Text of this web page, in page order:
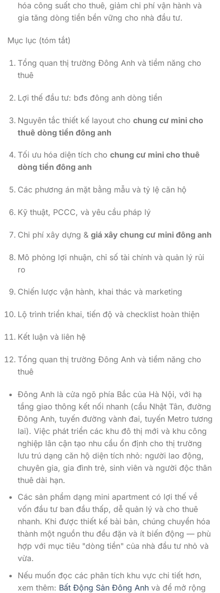
hóa công suất cho thuê, giảm chi phí vận hành và
gia tăng dòng tiền bền vững cho nhà đầu tư.
Mục lục (tóm tắt)
Tổng quan thị trường Đông Anh và tiềm năng cho
thuê
Lợi thế đầu tư: bđs đông anh dòng tiền
Nguyên tắc thiết kế layout cho chung cư mini cho
thuê dòng tiền đông anh
Tối ưu hóa diện tích cho chung cư mini cho thuê
dòng tiền đông anh
Các phương án mặt bằng mẫu và tỷ lệ căn hộ
Kỹ thuật, PCCC, và yêu cầu pháp lý
Chi phí xây dựng & giá xây chung cư mini đông anh
Mô phỏng lợi nhuận, chỉ số tài chính và quản lý rủi
ro
Chiến lược vận hành, khai thác và marketing
Lộ trình triển khai, tiến độ và checklist hoàn thiện
Kết luận và liên hệ
Tổng quan thị trường Đông Anh và tiềm năng cho
thuê
Đông Anh là cửa ngõ phía Bắc của Hà Nội, với hạ
tầng giao thông kết nối nhanh (cầu Nhật Tân, đường
Đông Anh, tuyến đường vành đai, tuyến Metro tương
lai). Việc phát triển các khu đô thị mới và khu công
nghiệp lân cận tạo nhu cầu ổn định cho thị trường
lưu trú dạng căn hộ diện tích nhỏ: người lao động,
chuyên gia, gia đình trẻ, sinh viên và người độc thân
thuê dài hạn.
Các sản phẩm dạng mini apartment có lợi thế về
vốn đầu tư ban đầu thấp, dễ quản lý và cho thuê
nhanh. Khi được thiết kế bài bản, chúng chuyển hóa
thành một nguồn thu đều đặn và ít biến động — phù
hợp với mục tiêu "dòng tiền" của nhà đầu tư nhỏ và
vừa.
Nếu muốn đọc các phân tích khu vực chi tiết hơn,
xem thêm: Bất Động Sản Đông Anhvà để mở rộng